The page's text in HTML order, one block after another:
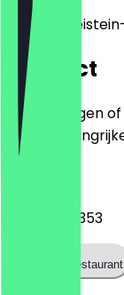
Georg-
Contact
Heb je vragen
je alle
017641690353
Bel het restaurant